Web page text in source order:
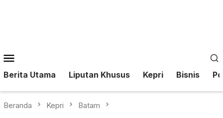
Mobile
Berita Utama Liputan Khusus Kepri Bisnis
Beranda Kepri Batam